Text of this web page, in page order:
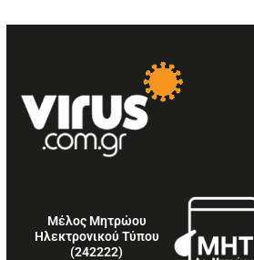
Μέλος Μητρώου
Ηλεκτρονικού Τύπου
(242222)